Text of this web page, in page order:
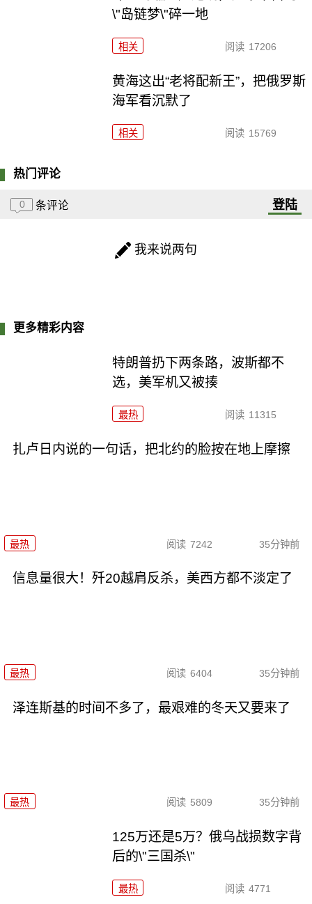
\"岛链梦\"碎一地
相关 阅读 17206
黄海这出“老将配新王”，把俄罗斯
海军看沉默了
相关 阅读 15769
热门评论
0 条评论 登陆
我来说两句
更多精彩内容
特朗普扔下两条路，波斯都不
选，美军机又被揍
最热 阅读 11315
扎卢日内说的一句话，把北约的脸按在地上摩擦
最热 阅读 7242 35分钟前
信息量很大！歼20越肩反杀，美西方都不淡定了
最热 阅读 6404 35分钟前
泽连斯基的时间不多了，最艰难的冬天又要来了
最热 阅读 5809 35分钟前
125万还是5万？俄乌战损数字背
后的\"三国杀\"
最热 阅读 4771